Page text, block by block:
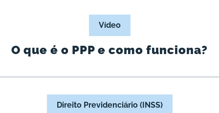
Vídeo
O que é o PPP e como funciona?
Direito Previdenciário (INSS)